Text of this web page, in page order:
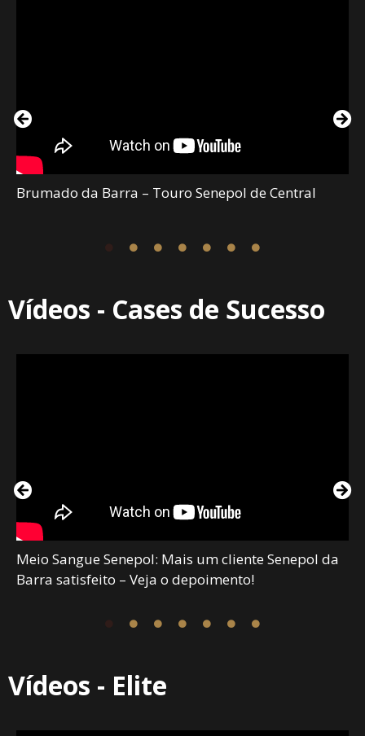
Brumado da Barra – Touro Senepol de Central
Vídeos - Cases de Sucesso
Meio Sangue Senepol: Mais um cliente Senepol da
Barra satisfeito – Veja o depoimento!
Vídeos - Elite